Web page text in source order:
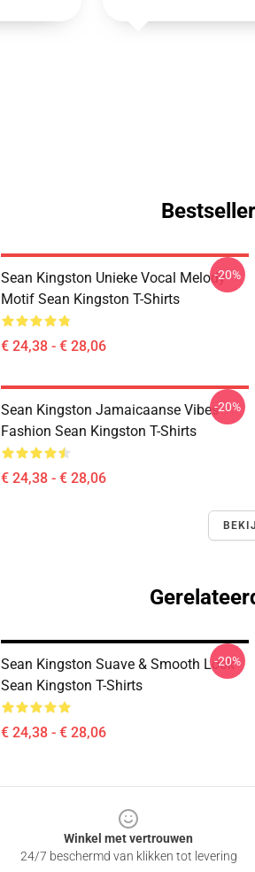
Sean Kingston Unieke Vocal Melody
Motif Sean Kingston T-Shirts
€ 24,38 - € 28,06
-20%
Sean Kingston Jamaicaanse Vibes
Fashion Sean Kingston T-Shirts
€ 24,38 - € 28,06
-20%
Sean Kingston Suave & Smooth Look
Sean Kingston T-Shirts
€ 24,38 - € 28,06
-20%
Winkel met vertrouwen
24/7 beschermd van klikken tot levering